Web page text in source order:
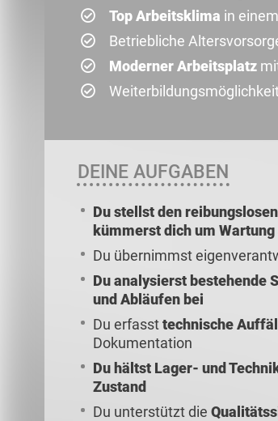
Top Arbeitsklima in
Betriebliche
Moderner Arbeitsplatz
DEINE AUFGABEN
Du stellst den
kümmerst dich um
Du übernimmst
Du analysierst bestehende
und Abläufen bei
Du erfassttechnische
Dokumentation
Du hältst Lager- und
Zustand
Du unterstützt die